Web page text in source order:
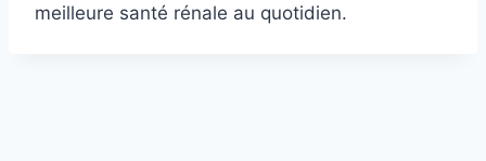
meilleure santé rénale au quotidien.